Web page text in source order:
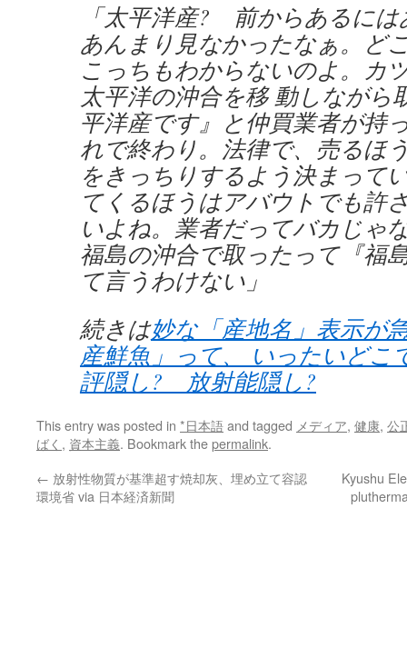
「太平洋産? 前からあるに
あんまり見なかったなぁ。ど
こっちもわからないのよ。カ
太平洋の沖合を移 動しながら
平洋産です』と仲買業者が持
れで終わり。法律で、売るほ
をきっちりするよう決まって
てくるほうはアバウトでも許
いよね。業者だってバカじゃ
福島の沖合で取ったって『福
て言うわけない」
続きは妙な「産地名」表示が
産鮮魚」って、 いったいどこ
評隠し? 放射能隠し?
This entry was posted in *日本語and tagged メディア, 健康, 公
ばく , 資本主義. Bookmark thepermalink.
← 放射性物質が基準超す焼却灰、埋め立て容認
環境省 via 日本経済新聞
Kyushu